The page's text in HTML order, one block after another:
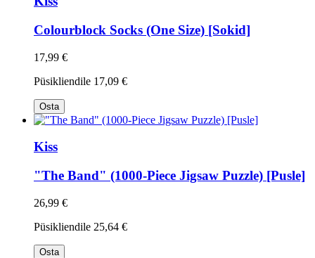
Colourblock Socks (One Size) [Sokid]
17,99 €
Püsikliendile 17,09 €
Osta
Kiss
"The Band" (1000-Piece Jigsaw Puzzle) [Pusle]
26,99 €
Püsikliendile 25,64 €
Osta